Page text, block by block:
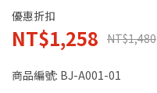
優惠折扣
NT$1,258 NT$1,480
商品編號: BJ-A001-01